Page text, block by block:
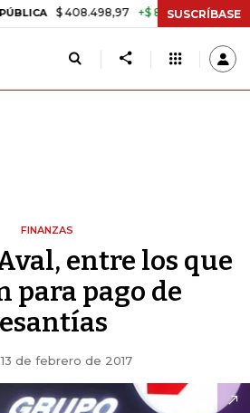
$ 408.498,97 +$ 8.753,81 +2,19%
SUSCRÍBASE
FINANZAS
entre los que
para pago de
de febrero de 2017